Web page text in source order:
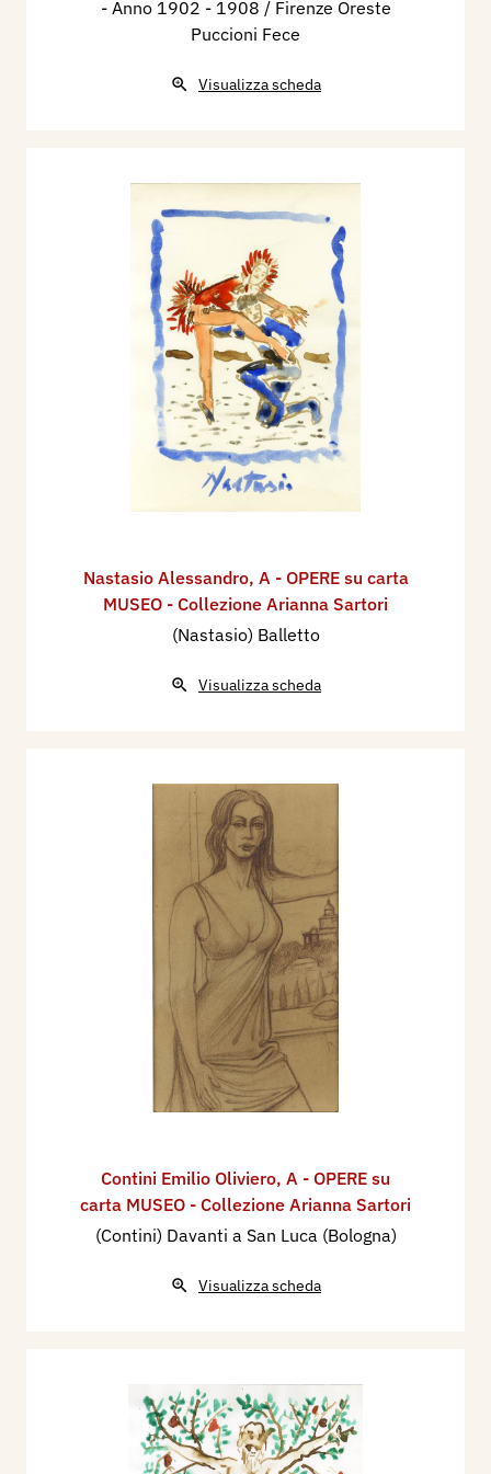
- Anno 1902 - 1908 / Firenze Oreste
Puccioni Fece
Visualizza scheda
Nastasio Alessandro, A - OPERE su carta
MUSEO - Collezione Arianna Sartori
(Nastasio) Balletto
Visualizza scheda
Contini Emilio Oliviero, A - OPERE su
carta MUSEO - Collezione Arianna Sartori
(Contini) Davanti a San Luca (Bologna)
Visualizza scheda